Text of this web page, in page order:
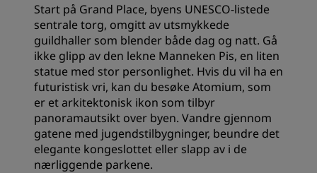
Start på Grand Place, byens UNESCO-listede
sentrale torg, omgitt av utsmykkede
guildhaller som blender både dag og natt. Gå
ikke glipp av den lekne Manneken Pis, en liten
statue med stor personlighet. Hvis du vil ha en
futuristisk vri, kan du besøke Atomium, som
er et arkitektonisk ikon som tilbyr
panoramautsikt over byen. Vandre gjennom
gatene med jugendstilbygninger, beundre det
elegante kongeslottet eller slapp av i de
nærliggende parkene.